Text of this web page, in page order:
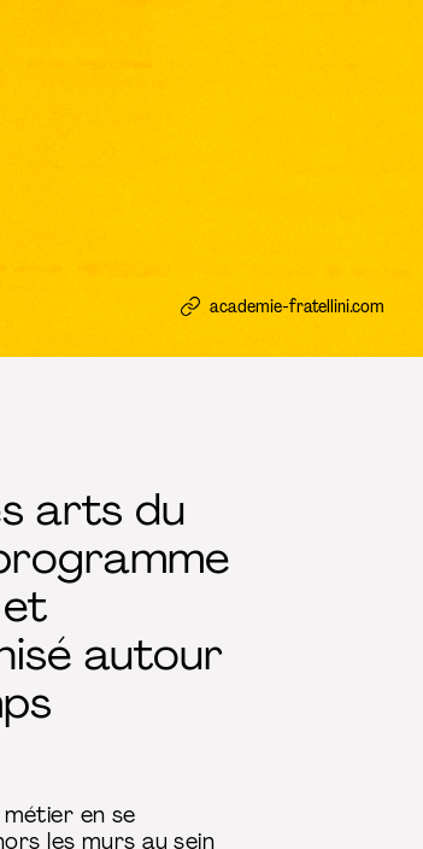
academie-fratellini.com
arts du
autour
en se
les murs au sein